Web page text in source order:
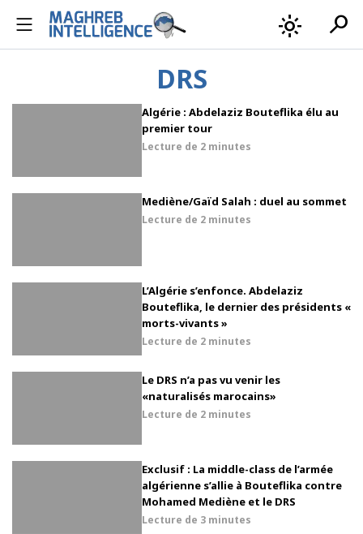
light_mode search
DRS
Algérie : Abdelaziz Bouteflika élu au
premier tour
Lecture de 2 minutes
Mediène/Gaïd Salah : duel au sommet
Lecture de 2 minutes
L’Algérie s’enfonce. Abdelaziz
Bouteflika, le dernier des présidents «
morts-vivants »
Lecture de 2 minutes
Le DRS n’a pas vu venir les
«naturalisés marocains»
Lecture de 2 minutes
Exclusif : La middle-class de l’armée
algérienne s’allie à Bouteflika contre
Mohamed Mediène et le DRS
Lecture de 3 minutes